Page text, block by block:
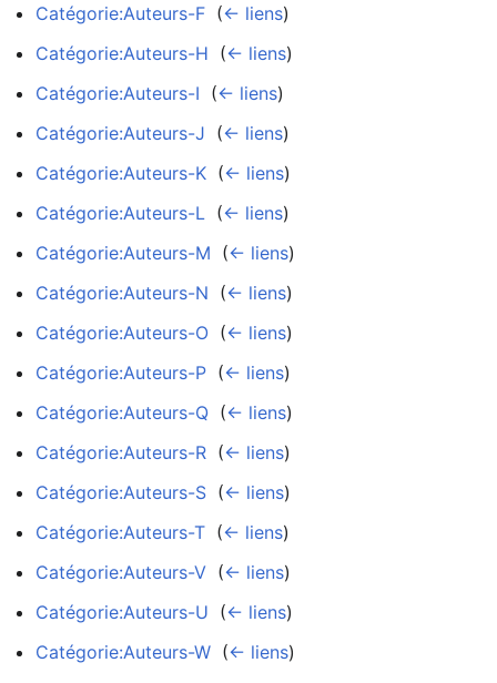
Catégorie:Auteurs-F (← liens)
Catégorie:Auteurs-H (← liens)
Catégorie:Auteurs-I (← liens)
Catégorie:Auteurs-J (← liens)
Catégorie:Auteurs-K (← liens)
Catégorie:Auteurs-L (← liens)
Catégorie:Auteurs-M (← liens)
Catégorie:Auteurs-N (← liens)
Catégorie:Auteurs-O (← liens)
Catégorie:Auteurs-P (← liens)
Catégorie:Auteurs-Q (← liens)
Catégorie:Auteurs-R (← liens)
Catégorie:Auteurs-S (← liens)
Catégorie:Auteurs-T (← liens)
Catégorie:Auteurs-V (← liens)
Catégorie:Auteurs-U (← liens)
Catégorie:Auteurs-W (← liens)